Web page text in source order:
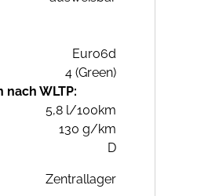
Euro6d
4 (Green)
WLTP:
5,8 l/100km
130 g/km
D
Zentrallager